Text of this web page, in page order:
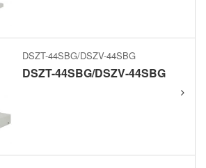
DSZT-44SBG/DSZV-44SBG
DSZT-44SBG/DSZV-44SBG